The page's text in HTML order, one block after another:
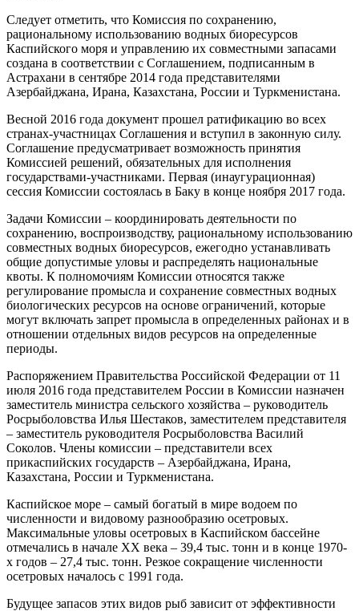
Следует отметить, что Комиссия по сохранению,
рациональному использованию водных биоресурсов
Каспийского моря и управлению их совместными запасами
создана в соответствии с Соглашением, подписанным в
Астрахани в сентябре 2014 года представителями
Азербайджана, Ирана, Казахстана, России и Туркменистана.
Весной 2016 года документ прошел ратификацию во всех
странах-участницах Соглашения и вступил в законную силу.
Соглашение предусматривает возможность принятия
Комиссией решений, обязательных для исполнения
государствами-участниками. Первая (инаугурационная)
сессия Комиссии состоялась в Баку в конце ноября 2017 года.
Задачи Комиссии – координировать деятельности по
сохранению, воспроизводству, рациональному использованию
совместных водных биоресурсов, ежегодно устанавливать
общие допустимые уловы и распределять национальные
квоты. К полномочиям Комиссии относятся также
регулирование промысла и сохранение совместных водных
биологических ресурсов на основе ограничений, которые
могут включать запрет промысла в определенных районах и в
отношении отдельных видов ресурсов на определенные
периоды.
Распоряжением Правительства Российской Федерации от 11
июля 2016 года представителем России в Комиссии назначен
заместитель министра сельского хозяйства – руководитель
Росрыболовства Илья Шестаков, заместителем представителя
– заместитель руководителя Росрыболовства Василий
Соколов. Члены комиссии – представители всех
прикаспийских государств – Азербайджана, Ирана,
Казахстана, России и Туркменистана.
Каспийское море – самый богатый в мире водоем по
численности и видовому разнообразию осетровых.
Максимальные уловы осетровых в Каспийском бассейне
отмечались в начале ХХ века – 39,4 тыс. тонн и в конце 1970-
х годов – 27,4 тыс. тонн. Резкое сокращение численности
осетровых началось с 1991 года.
Будущее запасов этих видов рыб зависит от эффективности